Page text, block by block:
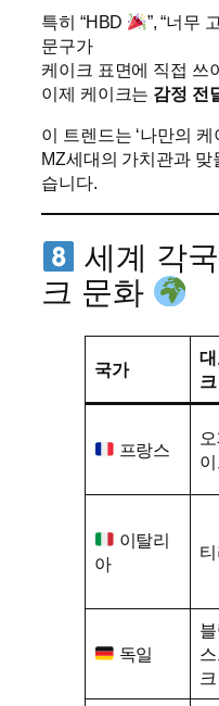
특히 “HBD ”, “너무
문구가
케이크 표면에 직접 쓰
이제 케이크는 감정 전
이 트렌드는 ‘나만의 케
MZ세대의 가치관과
습니다.
세계 각
크 문화
국가
크
프랑스
이탈리
아
독일
크